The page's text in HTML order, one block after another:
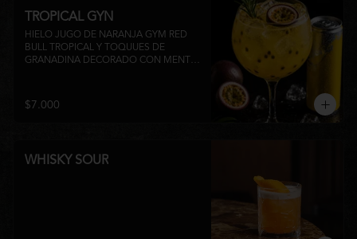
TROPICAL GYN
HIELO JUGO DE NARANJA GYM RED
BULL TROPICAL Y TOQUUES DE
GRANADINA DECORADO CON MENTA
$7.000
WHISKY SOUR